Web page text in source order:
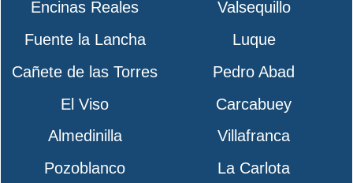
Encinas Reales
Valsequillo
Fuente la Lancha
Luque
Cañete de las Torres
Pedro Abad
El Viso
Carcabuey
Almedinilla
Villafranca
Pozoblanco
La Carlota